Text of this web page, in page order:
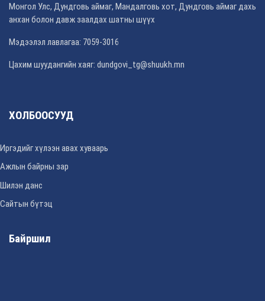
Монгол Улс, Дундговь аймаг, Мандалговь хот, Дундговь аймаг дахь
анхан болон давж заалдах шатны шүүх
Мэдээлэл лавлагаа: 7059-3016
Цахим шуудангийн хаяг: dundgovi_tg@shuukh.mn
ХОЛБООСУУД
Иргэдийг хүлээн авах хуваарь
Ажлын байрны зар
Шилэн данс
Сайтын бүтэц
Байршил